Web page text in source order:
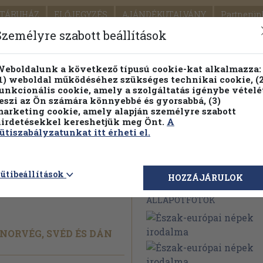
ELŐJEGYZÉS AJÁNDÉKUTALVÁNY
SEGÍTSÉG
PILLANATNYI ÁRAINK FENNTARTHATÓ
Részletes kereső Témaköri fa
SVÉD ÉS DÁN
Megvásárolható
ÁLLAPOTFOTÓK
szabott beállítások
a következő típusú cookie-kat alkalmazza:
weboldal működéséhez szükséges technikai cookie,
cookie, amely a szolgáltatás igénybe
az Ön számára könnyebbé és gyorsabbá, (3)
cookie, amely alapján személyre szabott
kereshetjük meg Önt. A
itt érheti el.
HOZZÁJÁRULOK